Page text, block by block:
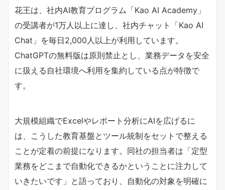
花王は、社内AI教育プログラム「Kao AI Academy」
の受講者が1万人以上に達し、社内チャット「Kao AI
Chat」を毎日2,000人以上が利用しています。
ChatGPTの無料版は原則禁止とし、業務データを安全
に扱える自社環境へ利用を集約している点が特徴で
す。
大規模組織でExcelやレポート分析にAIを広げるに
は、こうした教育基盤とツール統制をセットで整える
ことが定着の前提になります。同社の担当者は「定型
業務をどこまで自動化できるかということに注力して
いきたいです」と語っており、自動化の対象を明確に